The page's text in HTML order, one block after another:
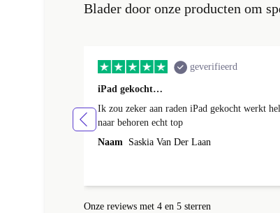
Blader door onze producten om
geverifieerd
iPad gekocht…
Ik zou zeker aan raden iPad gekocht werkt
naar behoren echt top
Naam Saskia Van Der Laan
Onze reviews met 4 en 5 sterren